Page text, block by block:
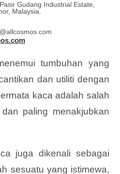
Gudang Industrial Estate,
Malaysia.
tumbuhan yang
dan utiliti dengan
kaca adalah salah
paling menakjubkan
juga dikenali sebagai
sesuatu yang istimewa,